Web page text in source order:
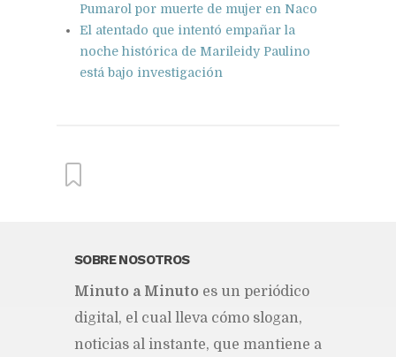
Pumarol por muerte de mujer en Naco
El atentado que intentó empañar la
noche histórica de Marileidy Paulino
está bajo investigación
From this category »
Directores formados en
liderazgo en ISFODOSU
propician un inicio de año
escolar exitoso en sus centros
SOBRE NOSOTROS
Mi­nu­to a Mi­nu­to es un pe­rió­di­co
di­gi­tal, el cual lle­va cómo slo­gan,
no­ti­cias al ins­tan­te, que man­tie­ne a